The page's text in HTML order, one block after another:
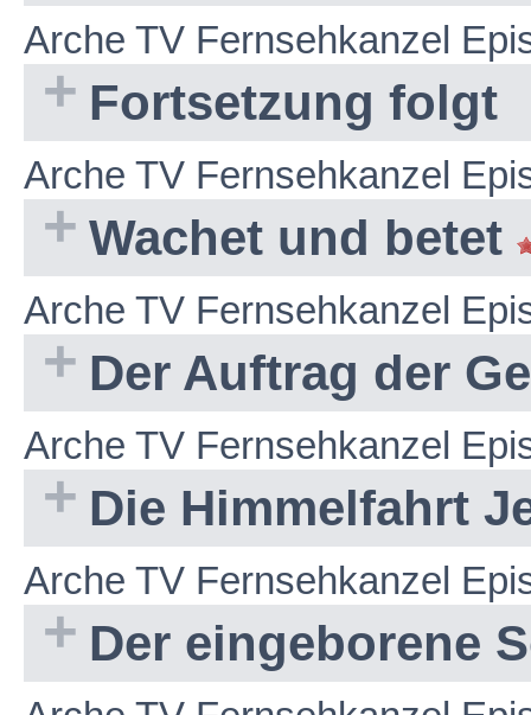
Arche TV Fernsehkanzel
Fortsetzung folgt
Arche TV Fernsehkanzel
Wachet und betet
Arche TV Fernsehkanzel
Der Auftrag der
Arche TV Fernsehkanzel
Die Himmelfahrt
Arche TV Fernsehkanzel
Der eingeborene